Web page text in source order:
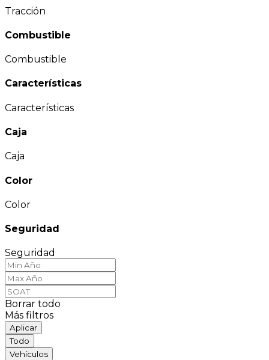
Tracción
Combustible
Combustible
Características
Características
Caja
Caja
Color
Color
Seguridad
Seguridad
Borrar todo
Más filtros
Aplicar
Todo
Vehículos